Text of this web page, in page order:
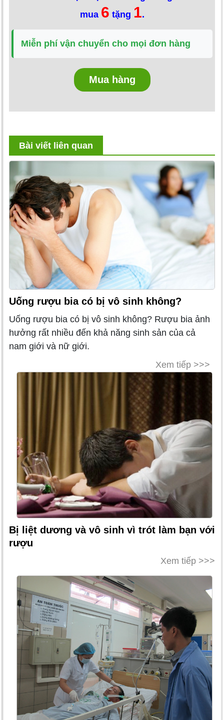
mua 6 tặng 1.
Miễn phí vận chuyển cho mọi đơn hàng
Mua hàng
Bài viết liên quan
Uống rượu bia có bị vô sinh không?
Uống rượu bia có bị vô sinh không? Rượu bia ảnh
hưởng rất nhiều đến khả năng sinh sản của cả
nam giới và nữ giới.
Xem tiếp >>>
Bị liệt dương và vô sinh vì trót làm bạn với
rượu
Xem tiếp >>>